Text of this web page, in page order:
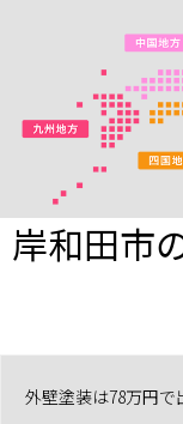
岸和田市
外壁塗装は78万円で